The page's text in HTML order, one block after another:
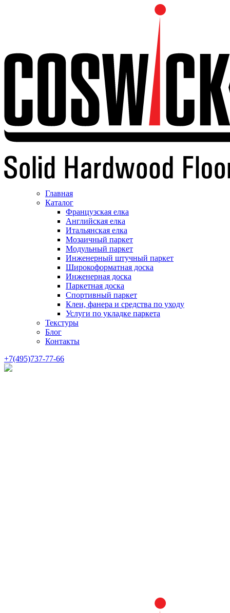
Главная
Каталог
Французская елка
Английская елка
Итальянская елка
Мозаичный паркет
Модульный паркет
Инженерный штучный паркет
Широкоформатная доска
Инженерная доска
Паркетная доска
Спортивный паркет
Клеи, фанера и средства по уходу
Услуги по укладке паркета
Текстуры
Блог
Контакты
+7(495)737-77-66